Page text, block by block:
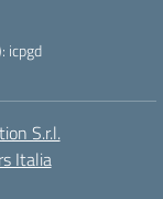
icpgd
S.r.l.
Italia